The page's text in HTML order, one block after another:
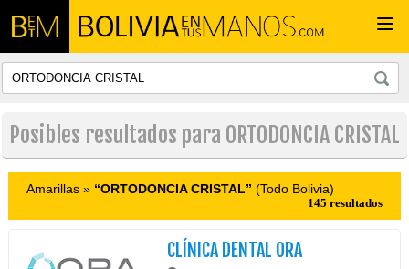
Posibles resultados para ORTODONCIA CRISTAL
Amarillas » “ORTODONCIA CRISTAL” (Todo Bolivia)
145 resultados
CLÍNICA DENTAL ORA